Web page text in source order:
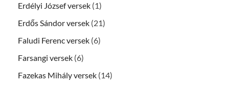
Erdélyi József versek (1)
Erdős Sándor versek (21)
Faludi Ferenc versek (6)
Farsangi versek (6)
Fazekas Mihály versek (14)